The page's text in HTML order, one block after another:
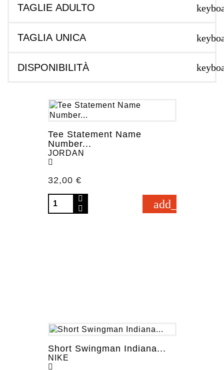
TAGLIE ADULTO
TAGLIA UNICA
DISPONIBILITÀ
Tee Statement Name
Number...
JORDAN
Prezzo
32,00 €
Short Swingman Indiana...
NIKE